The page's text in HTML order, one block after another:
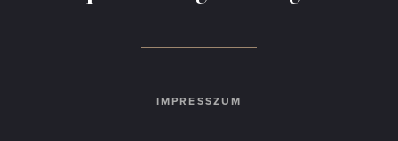
IMPRESSZUM